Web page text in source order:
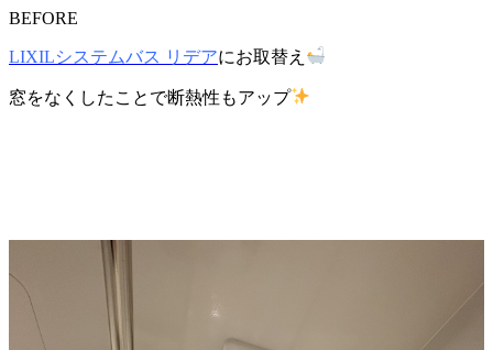
BEFORE
LIXILシステムバス リデアにお取替え
窓をなくしたことで断熱性もアップ